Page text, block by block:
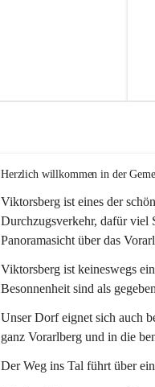
Herzlich willkommen in der
Viktorsberg ist eines der
Durchzugsverkehr, dafür viel
Panoramasicht über das
Viktorsberg ist keineswegs
Besonnenheit sind als
Unser Dorf eignet sich auch
ganz Vorarlberg und in die
Der Weg ins Tal führt über